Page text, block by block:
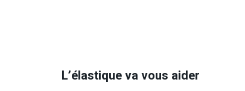
L’élastique va vous aider